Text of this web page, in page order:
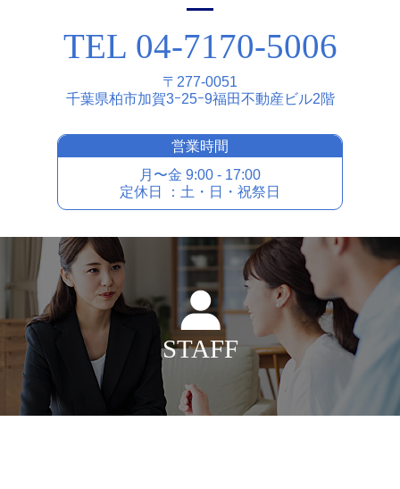
TEL 04-7170-5006
〒277-0051
千葉県柏市加賀3ｰ25ｰ9福⽥不動産ビル2階
営業時間
⽉〜⾦ 9:00 - 17:00
定休⽇ ：⼟・⽇・祝祭⽇
STAFF